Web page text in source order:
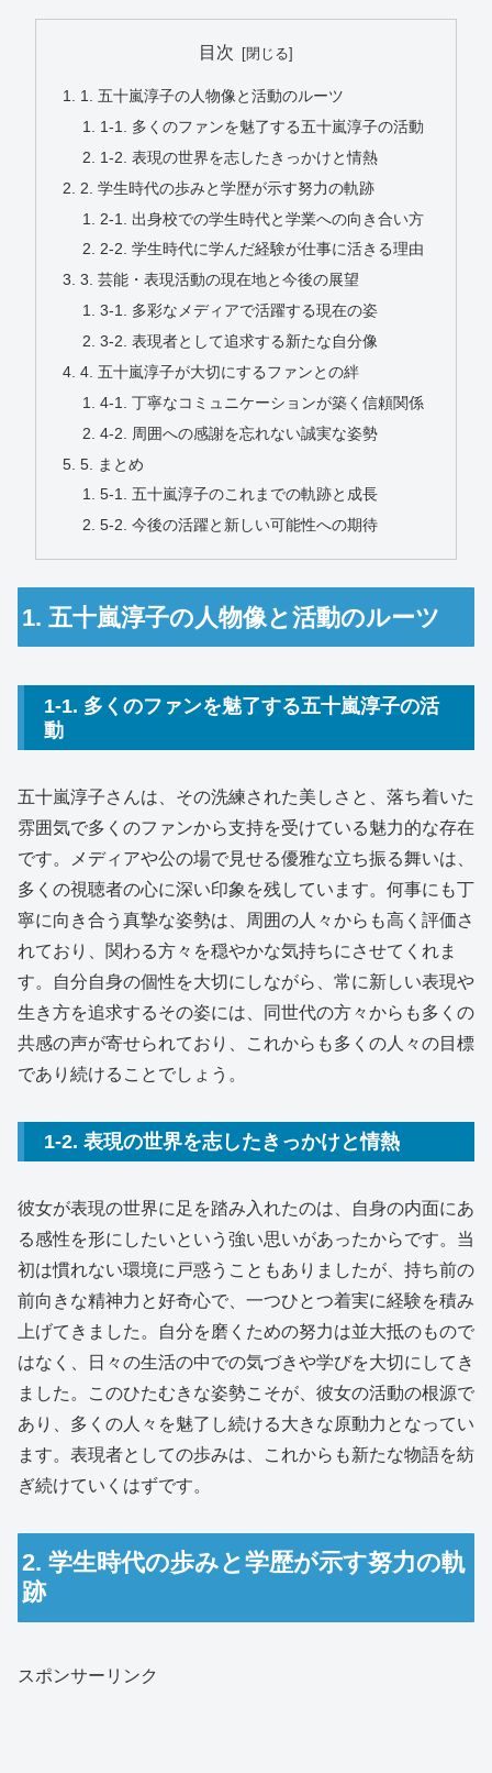
目次
1. 五十嵐淳子の人物像と活動のルーツ
1-1. 多くのファンを魅了する五十嵐淳子の活動
1-2. 表現の世界を志したきっかけと情熱
2. 学生時代の歩みと学歴が示す努力の軌跡
2-1. 出身校での学生時代と学業への向き合い方
2-2. 学生時代に学んだ経験が仕事に活きる理由
3. 芸能・表現活動の現在地と今後の展望
3-1. 多彩なメディアで活躍する現在の姿
3-2. 表現者として追求する新たな自分像
4. 五十嵐淳子が大切にするファンとの絆
4-1. 丁寧なコミュニケーションが築く信頼関係
4-2. 周囲への感謝を忘れない誠実な姿勢
5. まとめ
5-1. 五十嵐淳子のこれまでの軌跡と成長
5-2. 今後の活躍と新しい可能性への期待
1. 五十嵐淳子の人物像と活動のルーツ
1-1. 多くのファンを魅了する五十嵐淳子の活
動
五十嵐淳子さんは、その洗練された美しさと、落ち着いた
雰囲気で多くのファンから支持を受けている魅力的な存在
です。メディアや公の場で見せる優雅な立ち振る舞いは、
多くの視聴者の心に深い印象を残しています。何事にも丁
寧に向き合う真摯な姿勢は、周囲の人々からも高く評価さ
れており、関わる方々を穏やかな気持ちにさせてくれま
す。自分自身の個性を大切にしながら、常に新しい表現や
生き方を追求するその姿には、同世代の方々からも多くの
共感の声が寄せられており、これからも多くの人々の目標
であり続けることでしょう。
1-2. 表現の世界を志したきっかけと情熱
彼女が表現の世界に足を踏み入れたのは、自身の内面にあ
る感性を形にしたいという強い思いがあったからです。当
初は慣れない環境に戸惑うこともありましたが、持ち前の
前向きな精神力と好奇心で、一つひとつ着実に経験を積み
上げてきました。自分を磨くための努力は並大抵のもので
はなく、日々の生活の中での気づきや学びを大切にしてき
ました。このひたむきな姿勢こそが、彼女の活動の根源で
あり、多くの人々を魅了し続ける大きな原動力となってい
ます。表現者としての歩みは、これからも新たな物語を紡
ぎ続けていくはずです。
2. 学生時代の歩みと学歴が示す努力の軌
跡
スポンサーリンク